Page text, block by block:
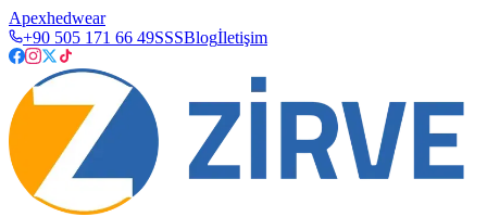
Apexhedwear
+90 505 171 66 49SSSBlogİletişim